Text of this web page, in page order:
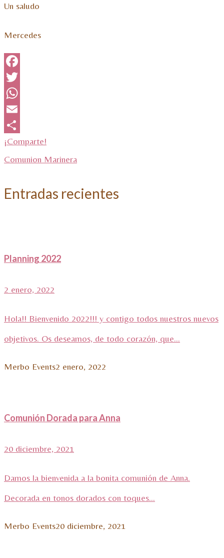
Un saludo
Mercedes
Facebook
Twitter
WhatsApp
Email
¡Comparte!
Comunion Marinera
Entradas recientes
Planning 2022
2 enero, 2022
Hola!! Bienvenido 2022!!! y contigo todos nuestros nuevos
objetivos. Os deseamos, de todo corazón, que...
Merbo Events2 enero, 2022
Comunión Dorada para Anna
20 diciembre, 2021
Damos la bienvenida a la bonita comunión de Anna.
Decorada en tonos dorados con toques...
Merbo Events20 diciembre, 2021